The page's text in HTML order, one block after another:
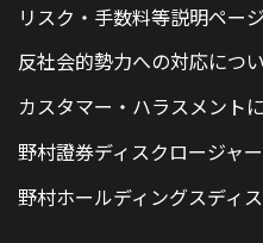
リスク・手数料等説明ページ
反社会的勢力への対応につ
カスタマー・ハラスメント
野村證券ディスクロージャ
野村ホールディングスディ